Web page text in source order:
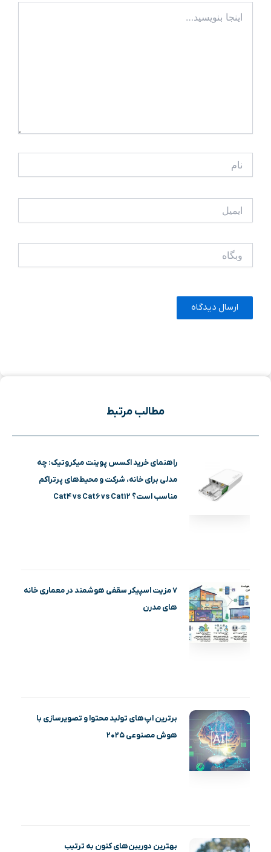
بنویسید…
مطالب مرتبط
راهنمای خرید اکسس پوینت میکروتیک: چه
مدلی برای خانه، شرکت و محیط‌های پرتراکم
مناسب است؟ Cat4 vs Cat6 vs Cat12
۷ مزیت اسپیکر سقفی هوشمند در معماری خانه‌
های مدرن
برترین اپ‌های تولید محتوا و تصویرسازی با
هوش مصنوعی ۲۰۲۵
بهترین دوربین‌های کنون به ترتیب